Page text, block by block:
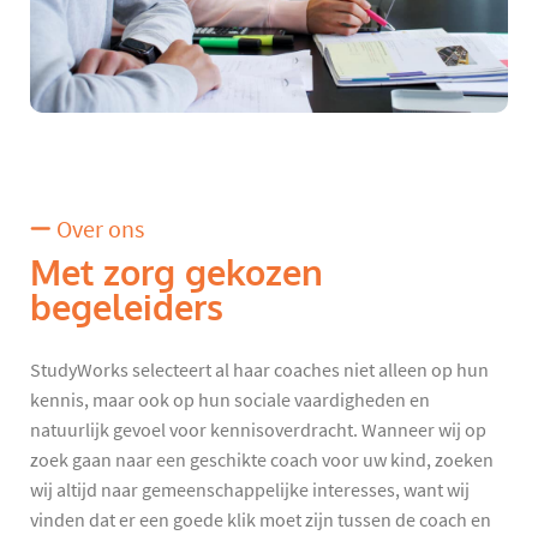
Over ons
Met zorg gekozen
begeleiders
StudyWorks selecteert al haar coaches niet alleen op hun
kennis, maar ook op hun sociale vaardigheden en
natuurlijk gevoel voor kennisoverdracht. Wanneer wij op
zoek gaan naar een geschikte coach voor uw kind, zoeken
wij altijd naar gemeenschappelijke interesses, want wij
vinden dat er een goede klik moet zijn tussen de coach en